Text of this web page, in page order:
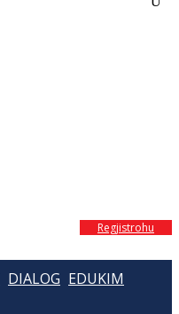
Regjistrohu
DIALOG EDUKIM